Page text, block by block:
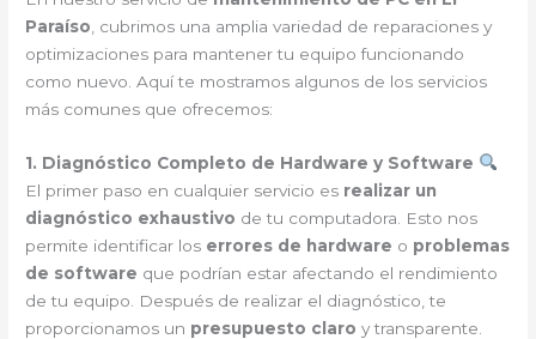
Paraíso , cubrimos una amplia variedad de reparaciones y
optimizaciones para mantener tu equipo funcionando
como nuevo. Aquí te mostramos algunos de los servicios
más comunes que ofrecemos:
1. Diagnóstico Completo de Hardware y Software
El primer paso en cualquier servicio es realizar un
diagnóstico exhaustivo de tu computadora. Esto nos
permite identificar los errores de hardware o problemas
de software que podrían estar afectando el rendimiento
de tu equipo. Después de realizar el diagnóstico, te
proporcionamos un presupuesto claro y transparente.